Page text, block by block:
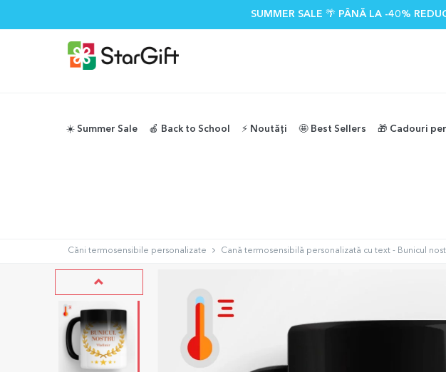
SUMMER SALE 🌴 PÂNĂ LA -40%
☀️ Summer Sale 🍎 Back to School ⚡️ Noutăți 🤩 Best Sellers 🎁 Cadouri
Căni termosensibile personalizate Cană termosensibilă personalizată cu text - Bunicul